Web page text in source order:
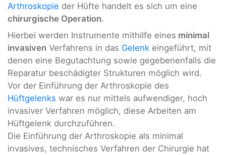
Arthroskopie der Hüfte handelt es sich um eine
chirurgische Operation.
Hierbei werden Instrumente mithilfe eines minimal
invasiven Verfahrens in das Gelenk eingeführt, mit
denen eine Begutachtung sowie gegebenenfalls die
Reparatur beschädigter Strukturen möglich wird.
Vor der Einführung der Arthroskopie des
Hüftgelenks war es nur mittels aufwendiger, hoch
invasiver Verfahren möglich, diese Arbeiten am
Hüftgelenk durchzuführen.
Die Einführung der Arthroskopie als minimal
invasives, technisches Verfahren der Chirurgie hat